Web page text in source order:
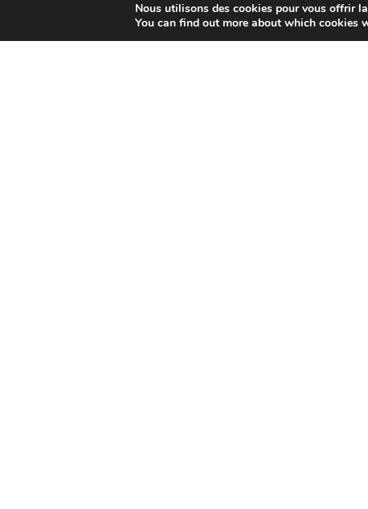
Nous utilisons des cookies pour vous offrir
You can find out more about which cookies